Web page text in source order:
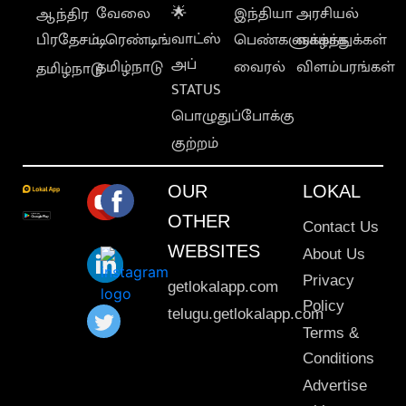
ஆந்திர
பிரதேசம்
தமிழ்நாடு
வேலை
டிரெண்டிங்
தமிழ்நாடு
🌟
வாட்ஸ்
அப்
STATUS
பொழுதுப்போக்கு
குற்றம்
இந்தியா
பெண்களுக்காக
வைரல்
அரசியல்
வாழ்த்துக்கள்
விளம்பரங்கள்
OUR
OTHER
WEBSITES
getlokalapp.com
telugu.getlokalapp.com
LOKAL
Contact Us
About Us
Privacy
Policy
Terms &
Conditions
Advertise